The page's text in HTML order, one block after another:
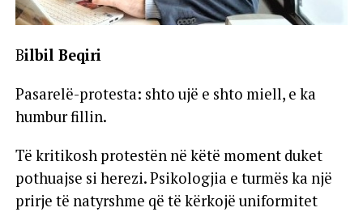
Bilbil Beqiri
Pasarelë-protesta: shto ujë e shto miell, e ka
humbur fillin.
Të kritikosh protestën në këtë moment duket
pothuajse si herezi. Psikologjia e turmës ka një
prirje të natyrshme që të kërkojë uniformitet